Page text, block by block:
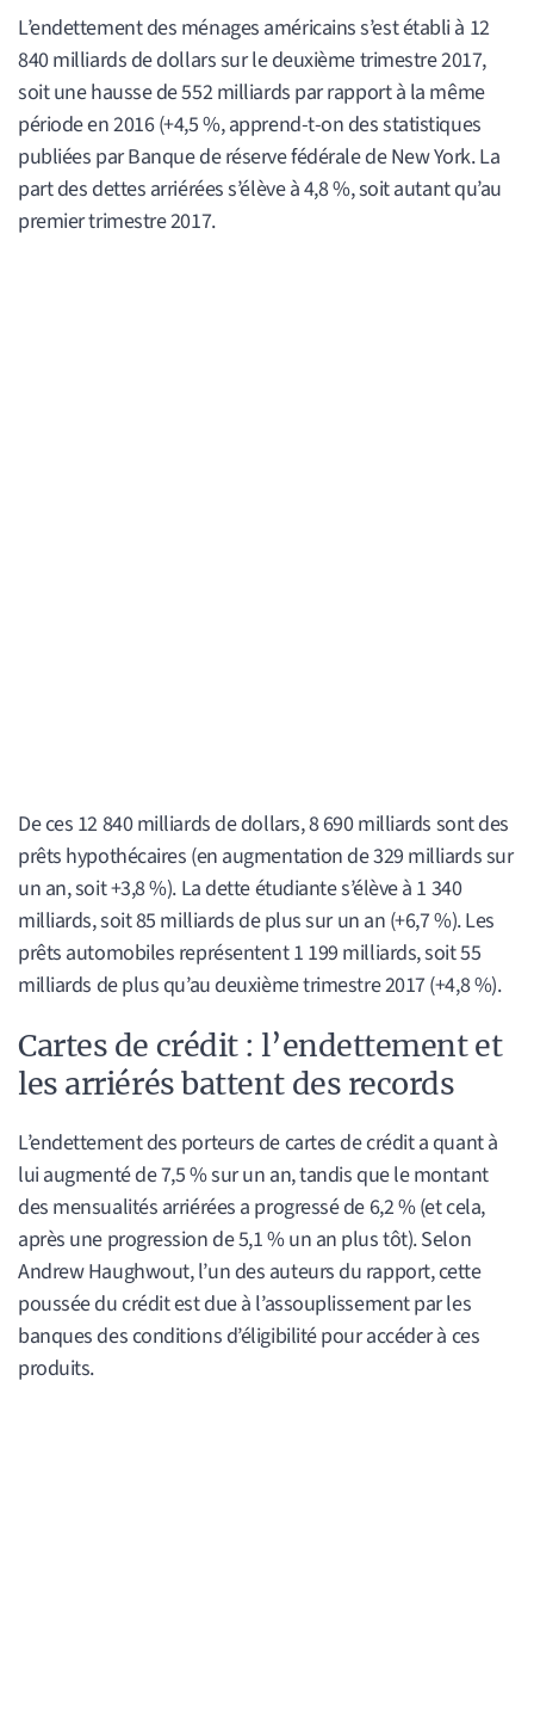
L’endettement des ménages américains s’est établi à 12
840 milliards de dollars sur le deuxième trimestre 2017,
soit une hausse de 552 milliards par rapport à la même
période en 2016 (+4,5 %, apprend-t-on des statistiques
publiées par Banque de réserve fédérale de New York. La
part des dettes arriérées s’élève à 4,8 %, soit autant qu’au
premier trimestre 2017.
De ces 12 840 milliards de dollars, 8 690 milliards sont des
prêts hypothécaires (en augmentation de 329 milliards sur
un an, soit +3,8 %). La dette étudiante s’élève à 1 340
milliards, soit 85 milliards de plus sur un an (+6,7 %). Les
prêts automobiles représentent 1 199 milliards, soit 55
milliards de plus qu’au deuxième trimestre 2017 (+4,8 %).
Cartes de crédit : l’endettement et
les arriérés battent des records
L’endettement des porteurs de cartes de crédit a quant à
lui augmenté de 7,5 % sur un an, tandis que le montant
des mensualités arriérées a progressé de 6,2 % (et cela,
après une progression de 5,1 % un an plus tôt). Selon
Andrew Haughwout, l’un des auteurs du rapport, cette
poussée du crédit est due à l’assouplissement par les
banques des conditions d’éligibilité pour accéder à ces
produits.